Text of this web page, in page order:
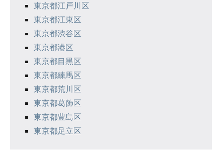
東京都江戸川区
東京都江東区
東京都渋谷区
東京都港区
東京都目黒区
東京都練馬区
東京都荒川区
東京都葛飾区
東京都豊島区
東京都足立区